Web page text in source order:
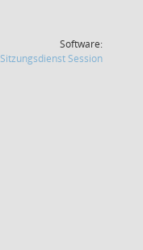
Software:
Sitzungsdienst Session(Wird in